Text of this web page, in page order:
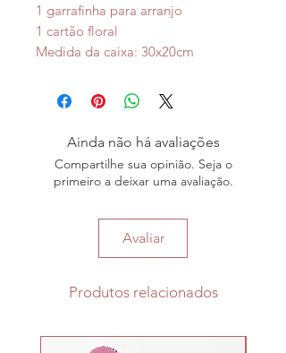
1 garrafinha para arranjo
1 cartão floral
Medida da caixa: 30x20cm
Ainda não há avaliações
Compartilhe sua opinião. Seja o
primeiro a deixar uma avaliação.
Avaliar
Produtos relacionados